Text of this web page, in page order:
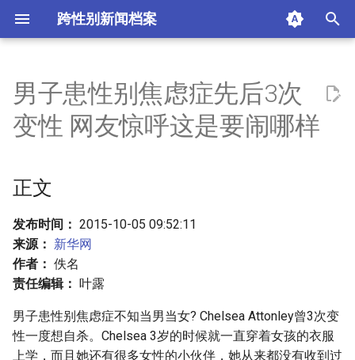
跨性别新闻档案
n
t
a
l
i
z
i
n
正文
附加信息 [Processed Page
男子患性别焦虑症先后3次
变性 网友惊呼这是要闹哪样
正文
发布时间： 2015-10-05 09:52:11
来源： 新华网
作者： 佚名
责任编辑： 叶露
男子患性别焦虑症不知当男当女? Chelsea Attonley曾3次变
性一度想自杀。Chelsea 3岁的时候就一直穿着女孩的衣服
上学，而且她还有很多女性的小伙伴，她从来都没有收到过